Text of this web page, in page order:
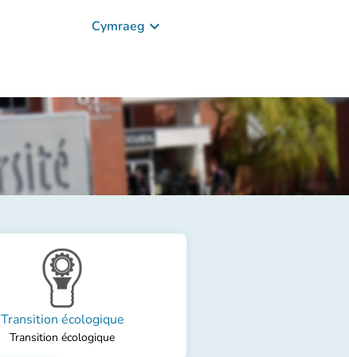
Cymraeg keyboard_arrow_down
Transition écologique
Transition écologique